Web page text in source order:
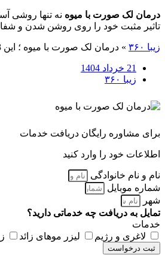
درمان لک صورت با میوه نه تنها روشی
تاثیر مثبت خود را روی روشن شدن و
زیبا ۳۶۰ » درمان لک صورت با میوه ؛ این 3 میوه با پوستت معجزه میکنه
21 خرداد 1404
زیبا ۳۶۰
برای مشاوره رایگان دریافت خدمات
اطلاعات خود را وارد کنید
نام و نام خانوادگی
شماره موبایل
شهر
تمایل به دریافت چه خدماتی دارید؟
خدمات
لاغری و رژیم
لیزر موهای زائد
ثبت درخواست